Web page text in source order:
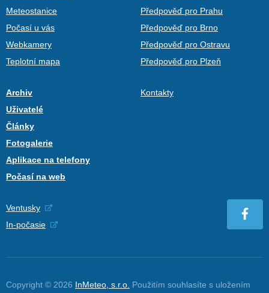
Meteostanice
Počasí u vás
Webkamery
Teplotní mapa
Předpověď pro Prahu
Předpověď pro Brno
Předpověď pro Ostravu
Předpověď pro Plzeň
Archiv
Uživatelé
Články
Fotogalerie
Aplikace na telefony
Počasí na web
Kontakty
Ventusky
In-počasie
Copyright © 2026 InMeteo, s.r.o. Použitím souhlasíte s uložením